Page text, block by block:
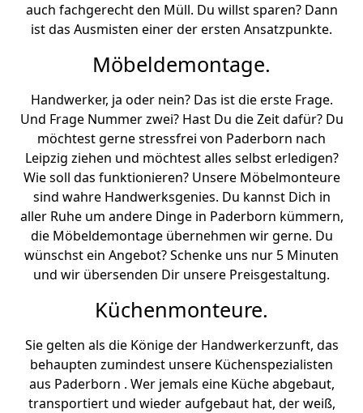
auch fachgerecht den Müll. Du willst sparen? Dann
ist das Ausmisten einer der ersten Ansatzpunkte.
Möbeldemontage.
Handwerker, ja oder nein? Das ist die erste Frage.
Und Frage Nummer zwei? Hast Du die Zeit dafür? Du
möchtest gerne stressfrei von Paderborn nach
Leipzig ziehen und möchtest alles selbst erledigen?
Wie soll das funktionieren? Unsere Möbelmonteure
sind wahre Handwerksgenies. Du kannst Dich in
aller Ruhe um andere Dinge in Paderborn kümmern,
die Möbeldemontage übernehmen wir gerne. Du
wünschst ein Angebot? Schenke uns nur 5 Minuten
und wir übersenden Dir unsere Preisgestaltung.
Küchenmonteure.
Sie gelten als die Könige der Handwerkerzunft, das
behaupten zumindest unsere Küchenspezialisten
aus Paderborn . Wer jemals eine Küche abgebaut,
transportiert und wieder aufgebaut hat, der weiß,